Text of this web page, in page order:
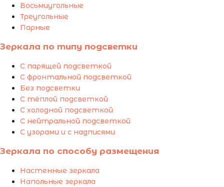
Восьмиугольные
Треугольные
Парные
Зеркала по типу подсветки
С парящей подсветкой
С фронтальной подсветкой
Без подсветки
С тёплой подсветкой
С холодной подсветкой
С нейтральной подсветкой
С узорами и с надписями
Зеркала по способу размещения
Настенные зеркала
Напольные зеркала